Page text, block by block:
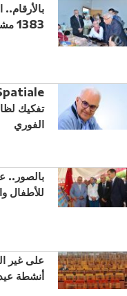
بالأرقام..
1383 مشروعا لفائدة أكثر من 712 ألف
الفوري
بالصور..
للأطفال
على غير
أنشطة